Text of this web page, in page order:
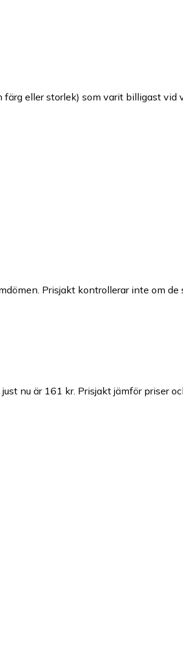
eller storlek) som varit billigast vid
Prisjakt kontrollerar inte om
nu är 161 kr. Prisjakt jämför priser